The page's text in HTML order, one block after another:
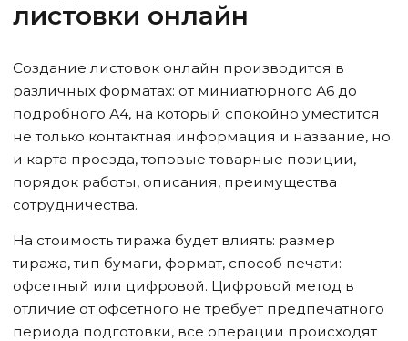
листовки онлайн
Создание листовок онлайн производится в
различных форматах: от миниатюрного А6 до
подробного А4, на который спокойно уместится
не только контактная информация и название, но
и карта проезда, топовые товарные позиции,
порядок работы, описания, преимущества
сотрудничества.
На стоимость тиража будет влиять: размер
тиража, тип бумаги, формат, способ печати:
офсетный или цифровой. Цифровой метод в
отличие от офсетного не требует предпечатного
периода подготовки, все операции происходят